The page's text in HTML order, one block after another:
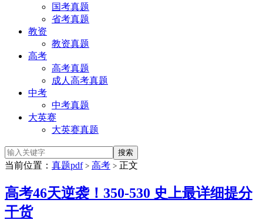
国考真题
省考真题
教资
教资真题
高考
高考真题
成人高考真题
中考
中考真题
大英赛
大英赛真题
当前位置： 真题pdf > 高考 > 正文
高考46天逆袭！350-530 史上最详细提分
干货